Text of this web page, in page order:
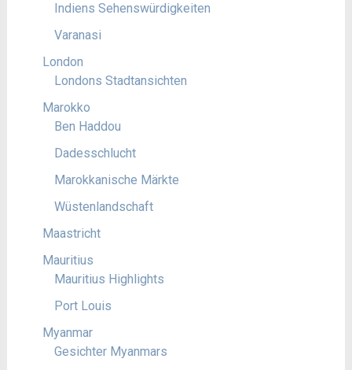
Indiens Sehenswürdigkeiten
Varanasi
London
Londons Stadtansichten
Marokko
Ben Haddou
Dadesschlucht
Marokkanische Märkte
Wüstenlandschaft
Maastricht
Mauritius
Mauritius Highlights
Port Louis
Myanmar
Gesichter Myanmars